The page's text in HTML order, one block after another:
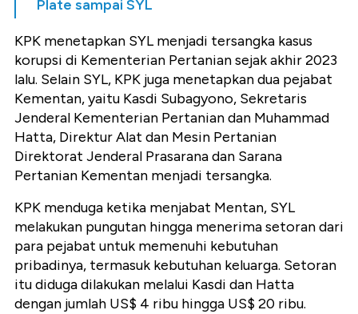
Plate sampai SYL
KPK menetapkan SYL menjadi tersangka kasus
korupsi di Kementerian Pertanian sejak akhir 2023
lalu. Selain SYL, KPK juga menetapkan dua pejabat
Kementan, yaitu Kasdi Subagyono, Sekretaris
Jenderal Kementerian Pertanian dan Muhammad
Hatta, Direktur Alat dan Mesin Pertanian
Direktorat Jenderal Prasarana dan Sarana
Pertanian Kementan menjadi tersangka.
KPK menduga ketika menjabat Mentan, SYL
melakukan pungutan hingga menerima setoran dari
para pejabat untuk memenuhi kebutuhan
pribadinya, termasuk kebutuhan keluarga. Setoran
itu diduga dilakukan melalui Kasdi dan Hatta
dengan jumlah US$ 4 ribu hingga US$ 20 ribu.